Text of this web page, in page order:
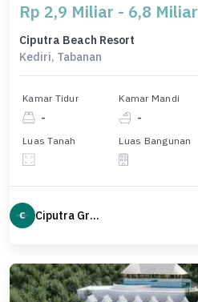
Rp 2,9 Miliar - 6,8 Miliar
Ciputra Beach Resort
Kediri, Tabanan
Kamar Tidur
-
Kamar Mandi
-
Luas Tanah Luas Bangunan
Ciputra Group